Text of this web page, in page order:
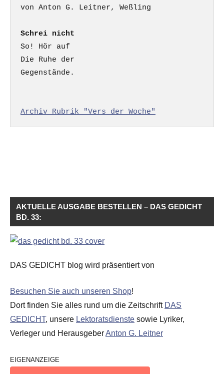
Schrei nicht
So! Hör auf
Die Ruhe der
Gegenstände.
Archiv Rubrik "Vers der Woche"
AKTUELLE AUSGABE BESTELLEN – DAS GEDICHT
BD. 33:
DAS GEDICHT blog wird präsentiert von
Besuchen Sie auch unseren Shop!
Dort finden Sie alles rund um die Zeitschrift DAS
GEDICHT, unsere Lektoratsdienste sowie Lyriker,
Verleger und HerausgeberAnton G. Leitner
EIGENANZEIGE